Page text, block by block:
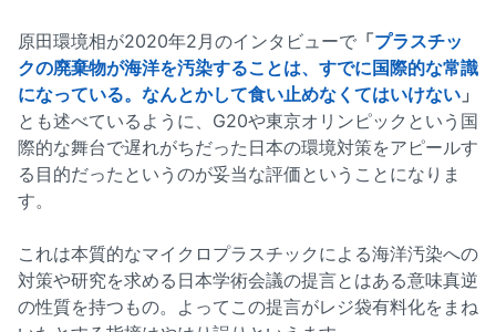
原田環境相が2020年2月のインタビューで 「プラスチッ
クの廃棄物が海洋を汚染することは、すでに国際的な常識
になっている。なんとかして食い止めなくてはいけない 」
とも述べているように、G20や東京オリンピックという国
際的な舞台で遅れがちだった日本の環境対策をアピールす
る目的だったというのが妥当な評価ということになりま
す。
これは本質的なマイクロプラスチックによる海洋汚染への
対策や研究を求める日本学術会議の提言とはある意味真逆
の性質を持つもの。よってこの提言がレジ袋有料化をまね